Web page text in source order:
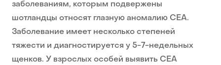
заболеваниям, которым подвержены
шотландцы относят глазную аномалию CEA.
Заболевание имеет несколько степеней
тяжести и диагностируется у 5-7-недельных
щенков. У взрослых особей выявить CEA